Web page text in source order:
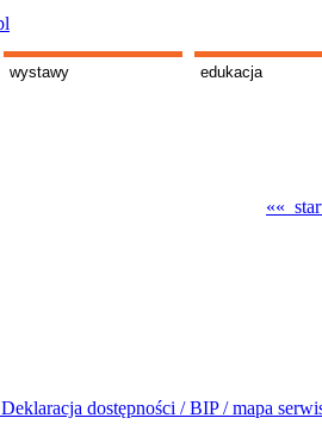
wystawy edukacja
««
Deklaracja dostępności /BIP /mapa